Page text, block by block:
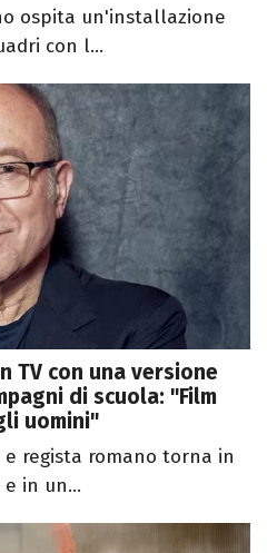
ospita un'installazione
con l...
TV con una versione
di scuola: "Film
uomini"
regista romano torna in
in un...